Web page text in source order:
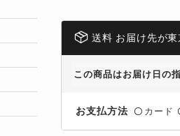
送料 お届け先が
この商品はお届け日の
お支払方法 〇 カード